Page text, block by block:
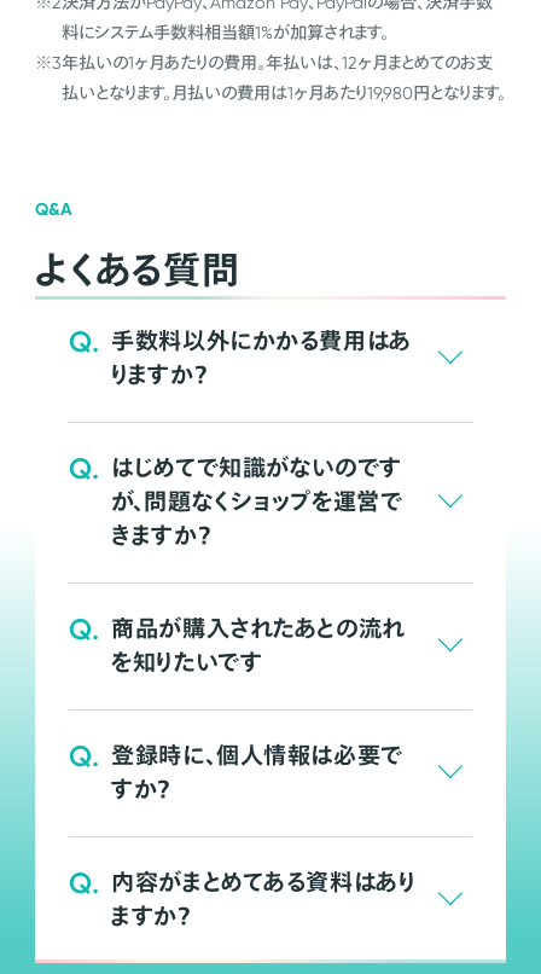
料にシステム手数料相当額1%が加算されます。
※3年払いの1ヶ月あたりの費用。年払いは、12ヶ月まとめてのお支
払いとなります。月払いの費用は1ヶ月あたり19,980円となります。
Q&A
よくある質問
Q. 手数料以外にかかる費用はあ
りますか？
Q. はじめてで知識がないのです
が、問題なくショップを運営で
きますか？
Q. 商品が購入されたあとの流れ
を知りたいです
Q. 登録時に、個人情報は必要で
すか？
Q. 内容がまとめてある資料はあり
ますか？